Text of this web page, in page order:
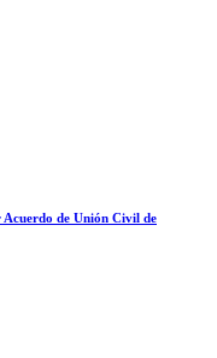
Acuerdo de Unión Civil de